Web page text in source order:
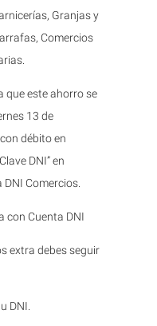
Granjas y
Comercios
que este ahorro se
13 de
débito en
DNI” en
Comercios.
con Cuenta DNI
extra debes seguir
DNI.